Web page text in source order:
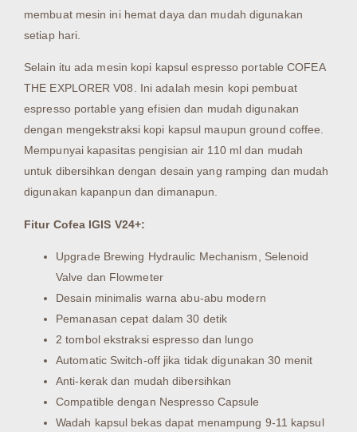
membuat mesin ini hemat daya dan mudah digunakan
setiap hari.
Selain itu ada mesin kopi kapsul espresso portable COFEA
THE EXPLORER V08. Ini adalah mesin kopi pembuat
espresso portable yang efisien dan mudah digunakan
dengan mengekstraksi kopi kapsul maupun ground coffee.
Mempunyai kapasitas pengisian air 110 ml dan mudah
untuk dibersihkan dengan desain yang ramping dan mudah
digunakan kapanpun dan dimanapun.
Fitur Cofea IGIS V24+:
Upgrade Brewing Hydraulic Mechanism, Selenoid
Valve dan Flowmeter
Desain minimalis warna abu-abu modern
Pemanasan cepat dalam 30 detik
2 tombol ekstraksi espresso dan lungo
Automatic Switch-off jika tidak digunakan 30 menit
Anti-kerak dan mudah dibersihkan
Compatible dengan Nespresso Capsule
Wadah kapsul bekas dapat menampung 9-11 kapsul